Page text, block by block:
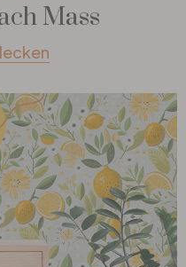
Mass